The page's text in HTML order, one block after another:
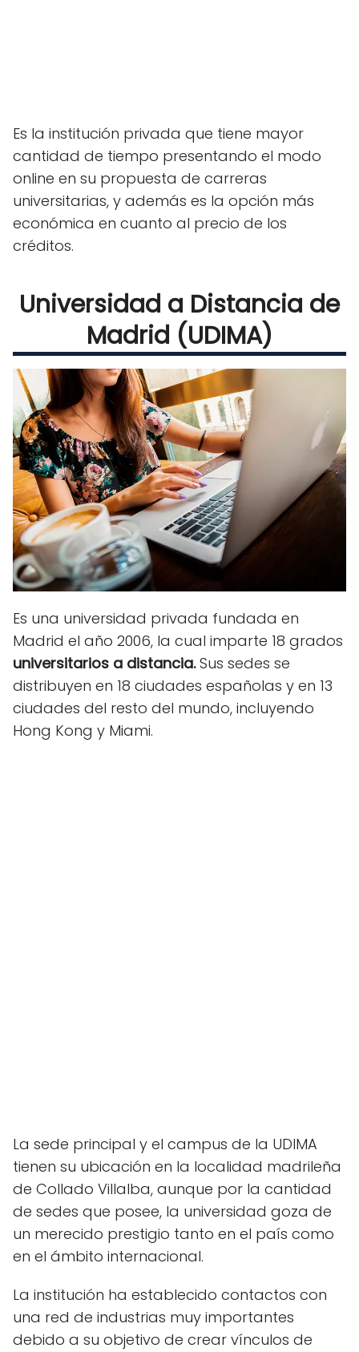
Es la institución privada que tiene mayor
cantidad de tiempo presentando el modo
online en su propuesta de carreras
universitarias, y además es la opción más
económica en cuanto al precio de los
créditos.
Universidad a Distancia de
Madrid (UDIMA)
Es una universidad privada fundada en
Madrid el año 2006, la cual imparte 18 grados
universitarios a distancia.Sus sedes se
distribuyen en 18 ciudades españolas y en 13
ciudades del resto del mundo, incluyendo
Hong Kong y Miami.
La sede principal y el campus de la UDIMA
tienen su ubicación en la localidad madrileña
de Collado Villalba, aunque por la cantidad
de sedes que posee, la universidad goza de
un merecido prestigio tanto en el país como
en el ámbito internacional.
La institución ha establecido contactos con
una red de industrias muy importantes
debido a su objetivo de crear vínculos de